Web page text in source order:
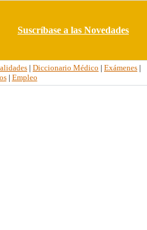
Suscríbase a las Novedades
| Diccionario Médico | Exámenes |
| Empleo